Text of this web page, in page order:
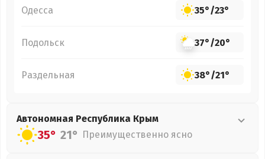
Одесса 35°/23°
Подольск 37°/20°
Раздельная 38°/21°
Автономная Республика Крым
35° 21° Преимущественно ясно